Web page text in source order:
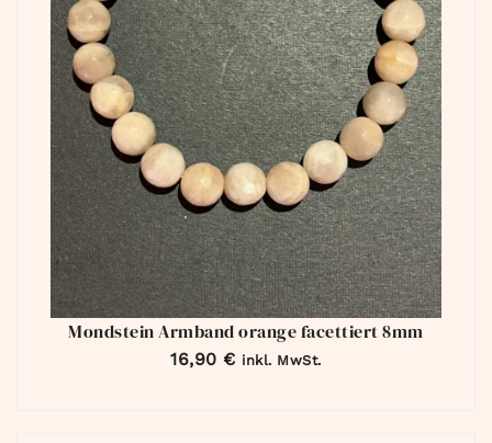
Mondstein Armband orange facettiert 8mm
16,90 € inkl. MwSt.